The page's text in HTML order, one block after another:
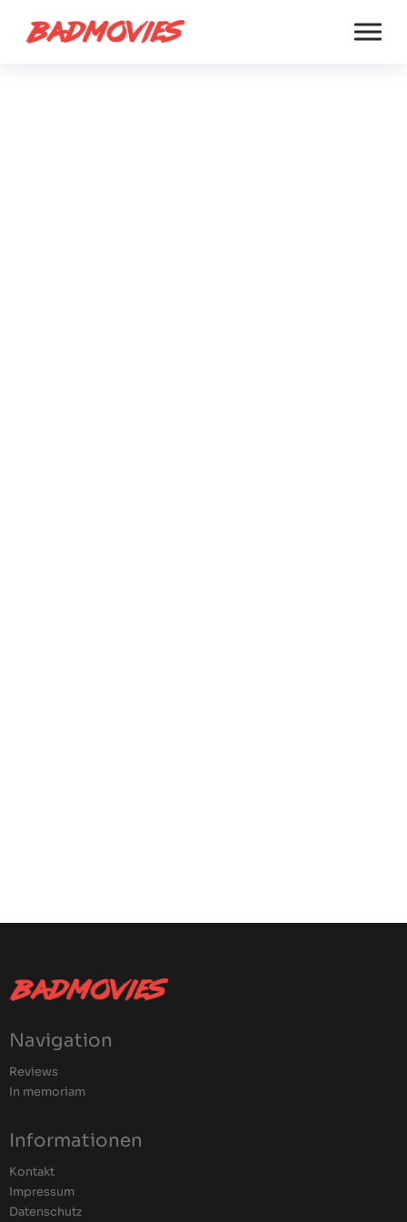
Navigation
Reviews
In memoriam
Informationen
Kontakt
Impressum
Datenschutz